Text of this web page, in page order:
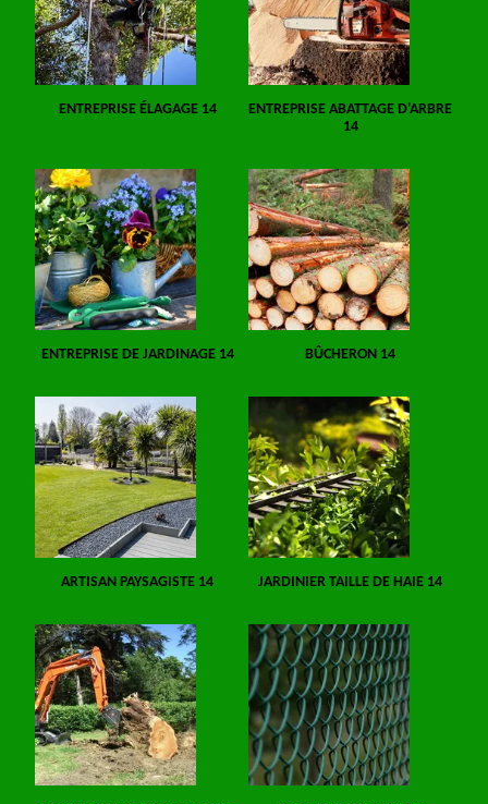
ENTREPRISE ÉLAGAGE 14
ENTREPRISE ABATTAGE D'ARBRE
14
ENTREPRISE DE JARDINAGE 14 BÛCHERON 14
ARTISAN PAYSAGISTE 14 JARDINIER TAILLE DE HAIE 14